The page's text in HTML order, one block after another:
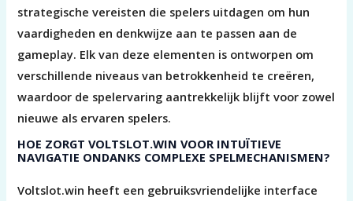
strategische vereisten die spelers uitdagen om hun
vaardigheden en denkwijze aan te passen aan de
gameplay. Elk van deze elementen is ontworpen om
verschillende niveaus van betrokkenheid te creëren,
waardoor de spelervaring aantrekkelijk blijft voor zowel
nieuwe als ervaren spelers.
HOE ZORGT VOLTSLOT.WIN VOOR INTUÏTIEVE
NAVIGATIE ONDANKS COMPLEXE SPELMECHANISMEN?
Voltslot.win heeft een gebruiksvriendelijke interface